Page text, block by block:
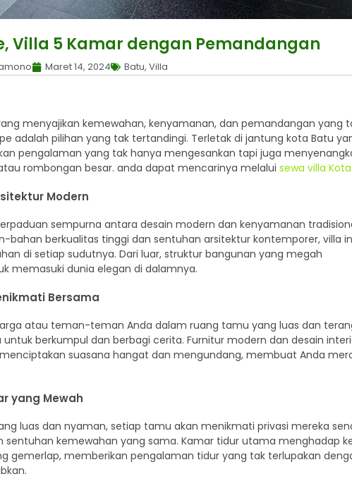
Villa 5 Kamar dengan Pemandangan
Maret 14, 2024 Batu, Villa
menyajikan kemewahan, kenyamanan, dan pemandangan yang
adalah pilihan yang tak tertandingi. Terletak di jantung kota Batu
pengalaman yang tak hanya mengesankan tapi juga
rombongan besar. anda dapat mencarinya melalui sewa villa
Modern
sempurna antara desain modern dan kenyamanan
bahan berkualitas tinggi dan sentuhan arsitektur kontemporer, villa
di setiap sudutnya. Dari luar, struktur bangunan yang megah
memasuki dunia elegan di dalamnya.
Bersama
atau teman-teman Anda dalam ruang tamu yang luas dan
berkumpul dan berbagi cerita. Furnitur modern dan desain
suasana hangat dan mengundang, membuat Anda
yang Mewah
luas dan nyaman, setiap tamu akan menikmati privasi mereka
sentuhan kemewahan yang sama. Kamar tidur utama menghadap
gemerlap, memberikan pengalaman tidur yang tak terlupakan